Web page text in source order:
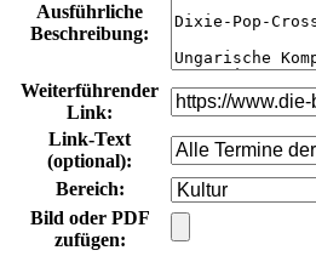
Ausführliche
Beschreibung:
Weiterführender
Link:
Link-Text
(optional):
Bereich:
Bild oder PDF
zufügen: